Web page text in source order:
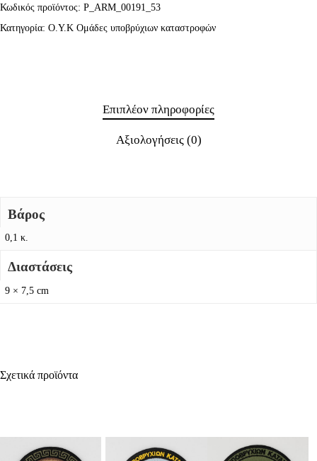
Κωδικός προϊόντος: P_ARM_00191_53
Κατηγορία: Ο.Υ.Κ Ομάδες υποβρύχιων καταστροφών
Επιπλέον πληροφορίες
Αξιολογήσεις (0)
Βάρος
0,1 κ.
Διαστάσεις
9 × 7,5 cm
Σχετικά προϊόντα